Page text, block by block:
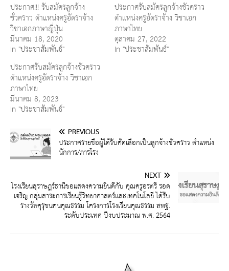
ประกาศ!!! รับสมัครลูกจ้าง
ชั่วคราว ตำแหน่งครูอัตราจ้าง
วิชาเอกภาษาญี่ปุ่น
มีนาคม 18, 2020
In "ประชาสัมพันธ์"
ประกาศรับสมัครลูกจ้างชั่วคราว
ตำแหน่งครูอัตราจ้าง วิชาเอก
ภาษาไทย
ตุลาคม 27, 2022
In "ประชาสัมพันธ์"
ประกาศรับสมัครลูกจ้างชั่วคราว
ตำแหน่งครูอัตราจ้าง วิชาเอก
ภาษาไทย
มีนาคม 8, 2023
In "ประชาสัมพันธ์"
PREVIOUS
ประกาศรายชื่อผู้ได้รับคัดเลือกเป็นลูกจ้างชั่วคราว ตำแหน่ง
นักการ/ภารโรง
NEXT
โรงเรียนสุราษฎร์ธานีขอแสดงความยินดีกับ คุณครูอรตรี รอด
เจริญ กลุ่มสาระการเรียนรู้วิทยาศาสตร์และเทคโนโลยี ได้รับ
รางวัลคุรุชนคนคุณธรรม โครงการโรงเรียนคุณธรรม สพฐ.
ระดับประเทศ ปีงบประมาณ พ.ศ. 2564